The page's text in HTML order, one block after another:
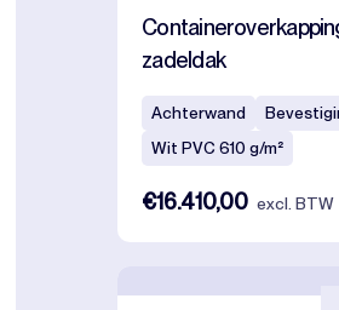
zadeldak
Achterwand
Wit PVC 610 g/m²
€16.410,00 excl. BTW